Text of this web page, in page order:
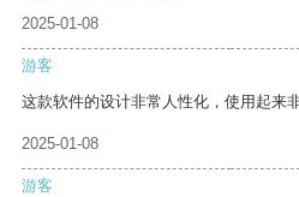
2025-01-08
游客
这款软件的设计非常人性化，使用起来
2025-01-08
游客